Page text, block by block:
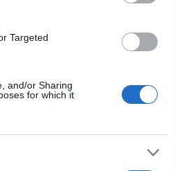
Targeted
and/or Sharing
for which it
i
sport
che